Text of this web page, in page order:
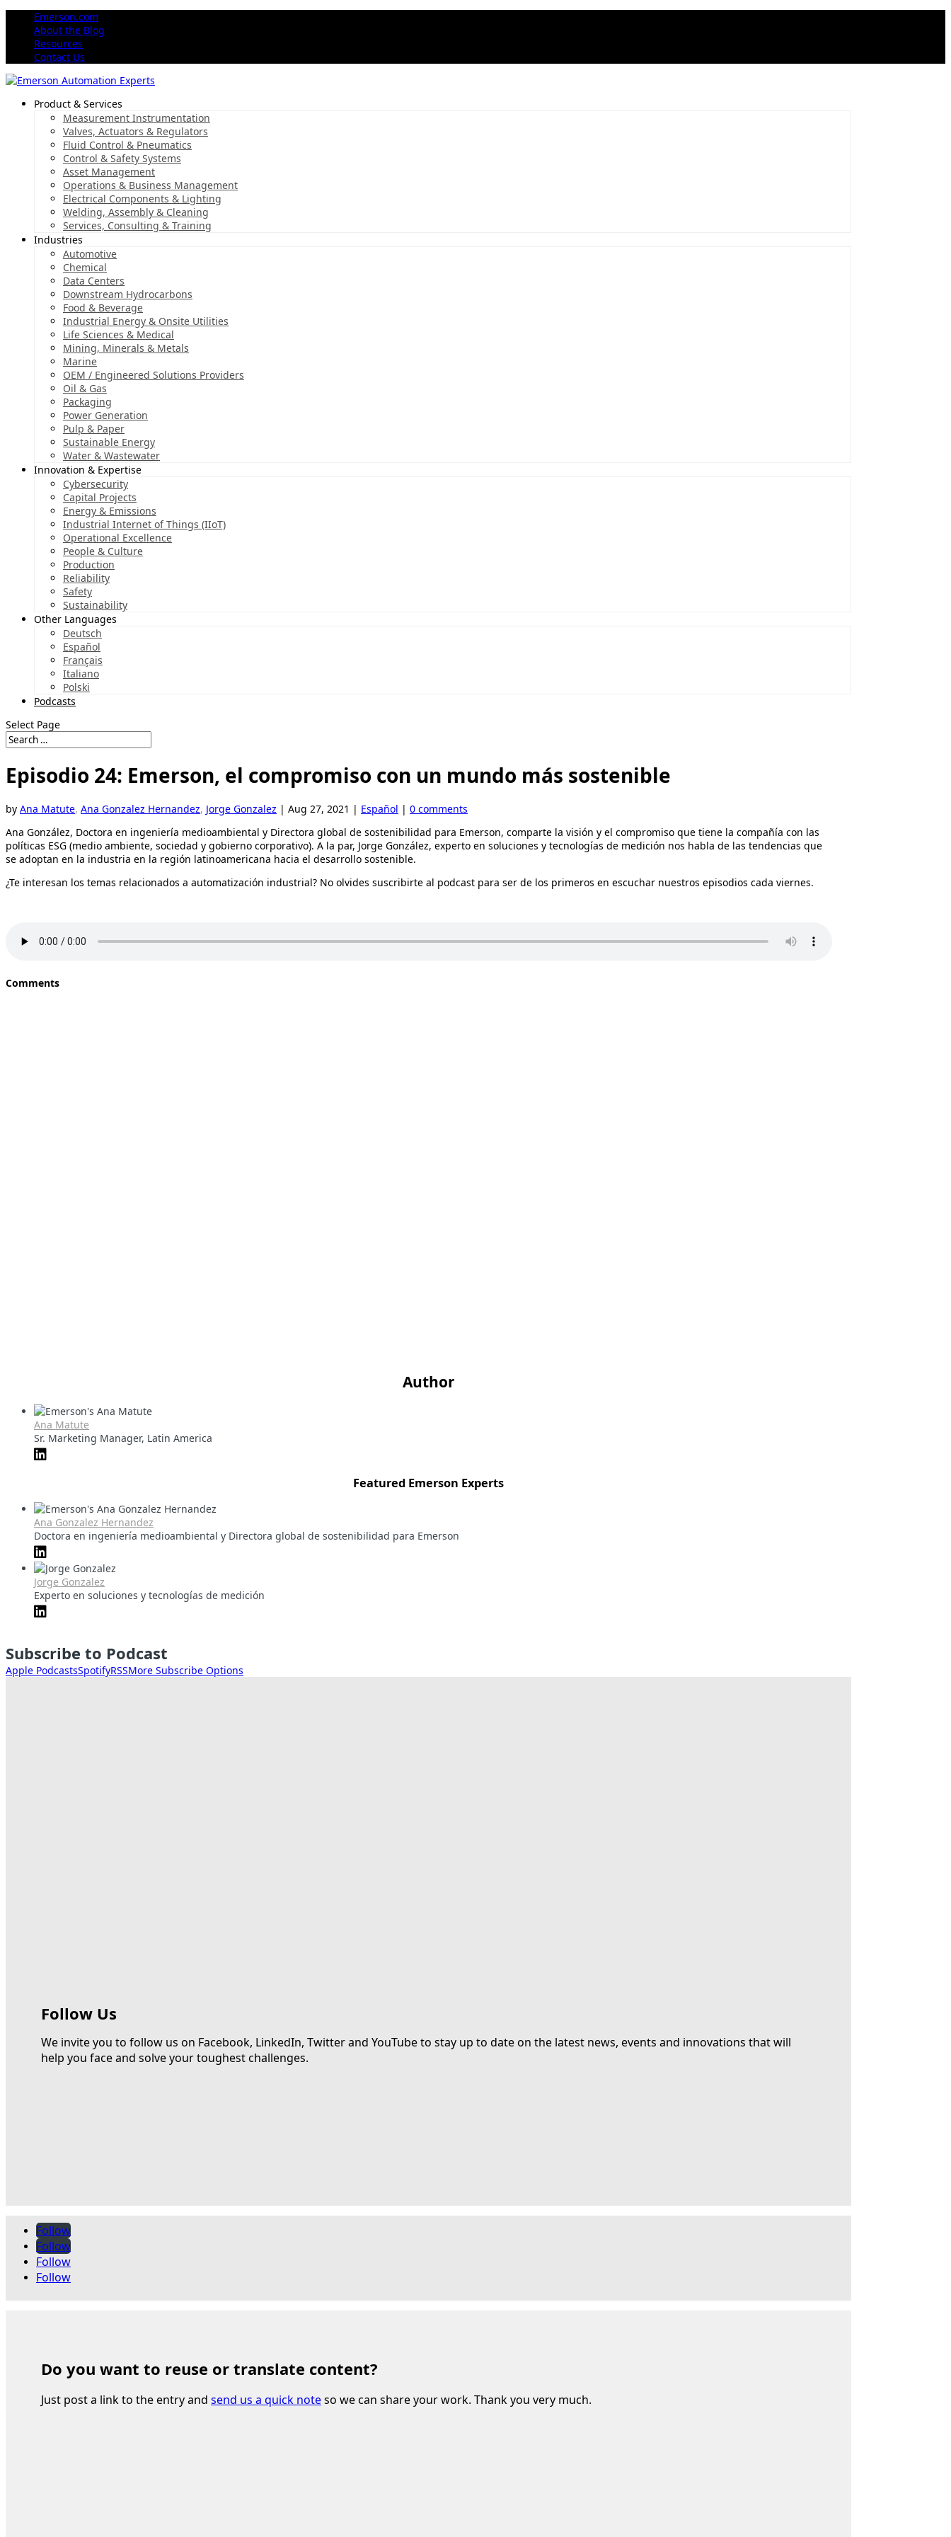
Emerson.com
About the Blog
Resources
Contact Us
Product & Services
Measurement Instrumentation
Valves, Actuators & Regulators
Fluid Control & Pneumatics
Control & Safety Systems
Asset Management
Operations & Business Management
Electrical Components & Lighting
Welding, Assembly & Cleaning
Services, Consulting & Training
Industries
Automotive
Chemical
Data Centers
Downstream Hydrocarbons
Food & Beverage
Industrial Energy & Onsite Utilities
Life Sciences & Medical
Mining, Minerals & Metals
Marine
OEM / Engineered Solutions Providers
Oil & Gas
Packaging
Power Generation
Pulp & Paper
Sustainable Energy
Water & Wastewater
Innovation & Expertise
Cybersecurity
Capital Projects
Energy & Emissions
Industrial Internet of Things (IIoT)
Operational Excellence
People & Culture
Production
Reliability
Safety
Sustainability
Other Languages
Deutsch
Español
Français
Italiano
Polski
Podcasts
Select Page
Episodio 24: Emerson, el compromiso con un mundo más sostenible
by Ana Matute, Ana Gonzalez Hernandez, Jorge Gonzalez | Aug 27, 2021 | Español | 0 comments
Ana González, Doctora en ingeniería medioambiental y Directora global de sostenibilidad para Emerson, comparte la visión y el compromiso que tiene la compañía con las
políticas ESG (medio ambiente, sociedad y gobierno corporativo). A la par, Jorge González, experto en soluciones y tecnologías de medición nos habla de las tendencias que
se adoptan en la industria en la región latinoamericana hacia el desarrollo sostenible.
¿Te interesan los temas relacionados a automatización industrial? No olvides suscribirte al podcast para ser de los primeros en escuchar nuestros episodios cada viernes.
Comments
Author
Ana Matute
Sr. Marketing Manager, Latin America
Featured Emerson Experts
Ana Gonzalez Hernandez
Doctora en ingeniería medioambiental y Directora global de sostenibilidad para Emerson
Jorge Gonzalez
Experto en soluciones y tecnologías de medición
Subscribe to Podcast
Apple PodcastsSpotifyRSSMore Subscribe Options
Follow Us
We invite you to follow us on Facebook, LinkedIn, Twitter and YouTube to stay up to date on the latest news, events and innovations that will
help you face and solve your toughest challenges.
Follow
Follow
Follow
Follow
Do you want to reuse or translate content?
Just post a link to the entry and send us a quick noteso we can share your work. Thank you very much.